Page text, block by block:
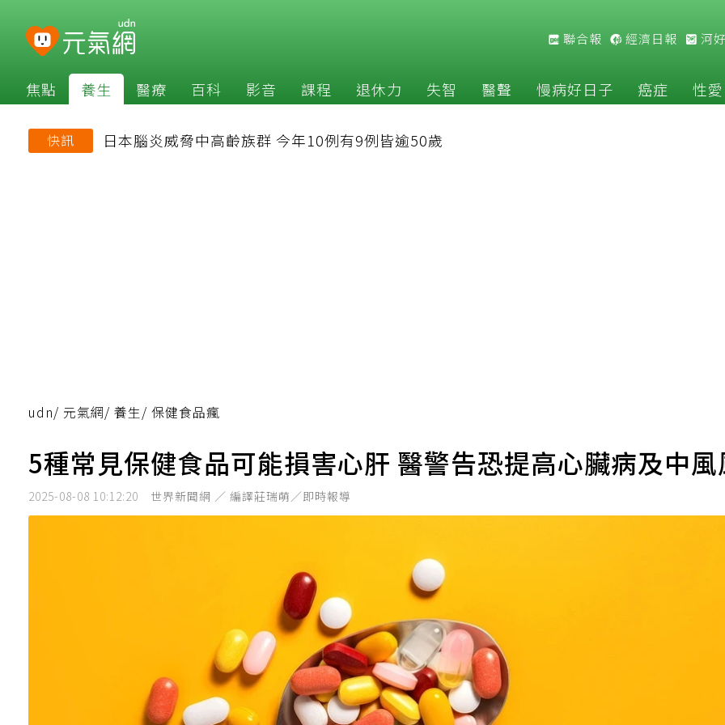
聯合報 經濟日報 河
焦點 養生 醫療 百科 影音 課程 退休力 失智 醫聲 慢病好日子 癌症 性愛
快訊 日本腦炎威脅中高齡族群 今年10例有9例皆逾50歲
udn/ 元氣網/ 養生/ 保健食品瘋
5種常見保健食品可能損害心肝 醫警告恐提高心臟病及中
2025-08-08 10:12:20 世界新聞網 ／ 編譯莊瑞萌／即時報導